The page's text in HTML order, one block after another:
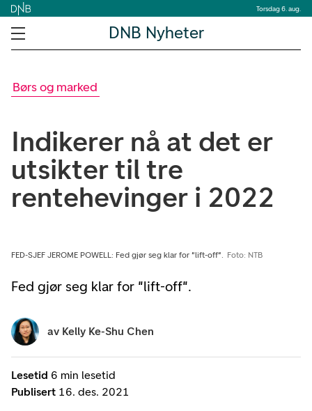
Torsdag 6. aug.
DNB Nyheter
Børs og marked
Indikerer nå at det er
utsikter til tre
rentehevinger i 2022
Fed gjør seg klar for "lift-off".
FED-SJEF JEROME POWELL: Fed gjør seg klar for "lift-off". Foto: NTB
Lesetid 6 min lesetid
Publisert 16. des. 2021
av Kelly Ke-Shu Chen